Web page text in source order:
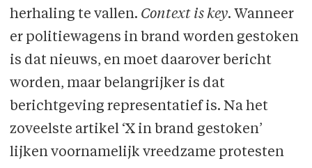
herhaling te vallen. Context is key. Wanneer
er politiewagens in brand worden gestoken
is dat nieuws, en moet daarover bericht
worden, maar belangrijker is dat
berichtgeving representatief is. Na het
zoveelste artikel ‘X in brand gestoken’
lijken voornamelijk vreedzame protesten